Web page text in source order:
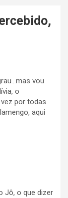
vou
o
por todas.
aqui
Jô, o que dizer